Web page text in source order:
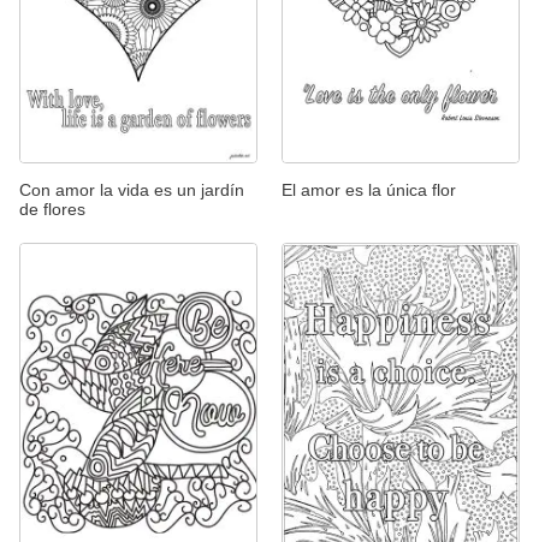
Con amor la vida es un jardín
de flores
El amor es la única flor